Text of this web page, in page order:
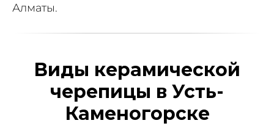
Алматы.
Виды керамической
черепицы в Усть-
Каменогорске